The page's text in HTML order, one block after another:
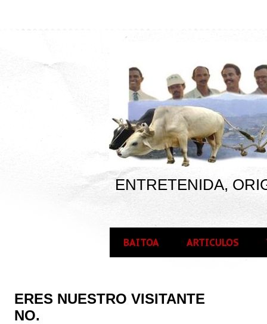
ENTRETENIDA,
BAITOA ARTICULOS
ERES NUESTRO VISITANTE
NO.